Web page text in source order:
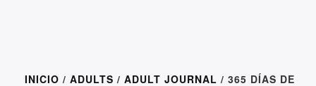
INICIO / ADULTS / ADULT JOURNAL / 365 DÍAS DE